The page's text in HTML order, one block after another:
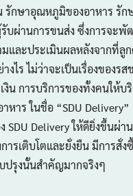
รักษาอุณหภูมิของอาหาร รัก
บผ่านการขนส่ง ซึ่งการจะ
และประเมินผลหลังจากที่ลู
ไร ไม่ว่าจะเป็นเรื่องของร
น การบริการของทั้งคนให้บ
หาร ในชื่อ “SDU
Delivery ให้ดียิ่งขึ้นผ่
รเติบโตและยั่งยืน มีการสั่ง
ปรุงนั้นสำคัญมากจริงๆ